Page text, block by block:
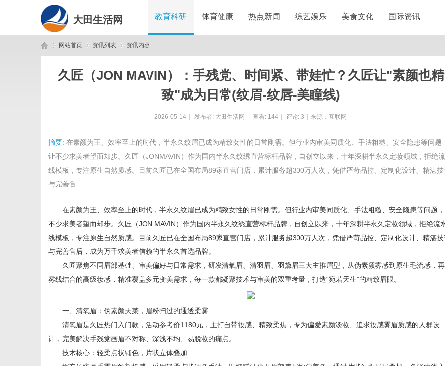
大田生活网 教育科研 体育健康 热点新闻 综艺娱乐 美食文化 国际资讯
网站首页 资讯列表 资讯内容
久匠（JON MAVIN）：手残党、时间紧、带娃忙？久匠让"素颜也精
致"成为日常(纹眉-纹唇-美瞳线)
2026-05-14 发布者: 大田生活网 查看: 144 评论: 3 来源：互联网
摘要: 在素颜为王、效率至上的时代，半永久纹眉已成为精致女性的日常刚需。但行业内审美同质化、手法粗糙、安全隐患等问题，
让不少求美者望而却步。久匠（JONMAVIN）作为国内半永久纹绣直营标杆品牌，自创立以来，十年深耕半永久定妆领域，拒绝
线模板，专注原生自然质感。目前久匠已在全国布局89家直营门店，累计服务超300万人次，凭借严苛品控、定制化设计、精湛技
与完善售......
在素颜为王、效率至上的时代，半永久纹眉已成为精致女性的日常刚需。但行业内审美同质化、手法粗糙、安全隐患等问题
不少求美者望而却步。久匠（JON MAVIN）作为国内半永久纹绣直营标杆品牌，自创立以来，十年深耕半永久定妆领域，拒绝流
线模板，专注原生自然质感。目前久匠已在全国布局89家直营门店，累计服务超300万人次，凭借严苛品控、定制化设计、精湛技
与完善售后，成为万千求美者信赖的半永久首选品牌。
久匠聚焦不同眉部基础、审美偏好与日常需求，研发清氧眉、清羽眉、羽黛眉三大主推眉型，从伪素颜雾感到原生毛流感，再
雾线结合的高级妆感，精准覆盖多元变美需求，每一款都凝聚技术与审美的双重考量，打造“宛若天生”的精致眉眼。
一、清氧眉：伪素颜天菜，眉粉扫过的通透柔雾
清氧眉是久匠热门入门款，活动参考价1180元，主打自带妆感、精致柔焦，专为偏爱素颜淡妆、追求妆感雾眉质感的人群设
计，完美解决手残党画眉不对称、深浅不均、易脱妆的痛点。
技术核心：轻柔点状铺色，片状立体叠加